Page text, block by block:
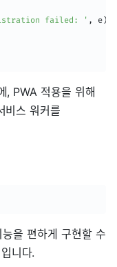
failed: ' , e )
PWA 적용을 위해
스 워커를
을 편하게 구현할 수
니다.